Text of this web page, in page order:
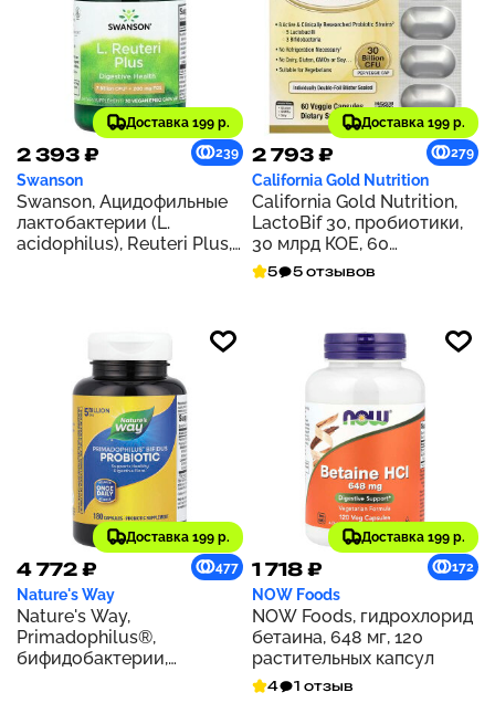
Доставка 199 р.
2 393 ₽ 239
Swanson
Swanson, Ацидофильные
лактобактерии (L.
acidophilus), Reuteri Plus,
Доставка 199 р.
2 793 ₽ 279
California Gold Nutrition
California Gold Nutrition,
LactoBif 30, пробиотики,
30 млрд КОЕ, 60
растительных капсул
5 5 отзывов
Доставка 199 р.
4 772 ₽ 477
Nature's Way
Nature's Way,
Primadophilus®,
бифидобактерии,
Доставка 199 р.
1 718 ₽ 172
NOW Foods
NOW Foods, гидрохлорид
бетаина, 648 мг, 120
растительных капсул
4 1 отзыв